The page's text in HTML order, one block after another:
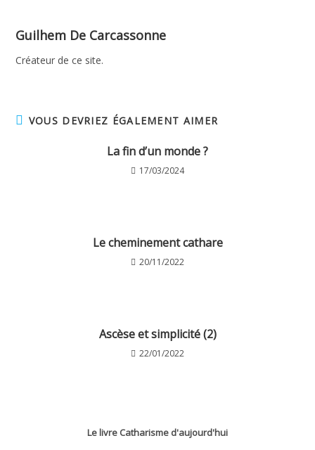
Guilhem De Carcassonne
Créateur de ce site.
VOUS DEVRIEZ ÉGALEMENT AIMER
La fin d’un monde ?
17/03/2024
Le cheminement cathare
20/11/2022
Ascèse et simplicité (2)
22/01/2022
Le livre Catharisme d'aujourd'hui